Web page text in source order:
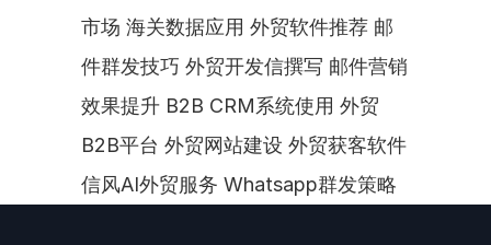
市场 海关数据应用 外贸软件推荐 邮
件群发技巧 外贸开发信撰写 邮件营销
效果提升 B2B CRM系统使用 外贸
B2B平台 外贸网站建设 外贸获客软件
信风AI外贸服务 Whatsapp群发策略